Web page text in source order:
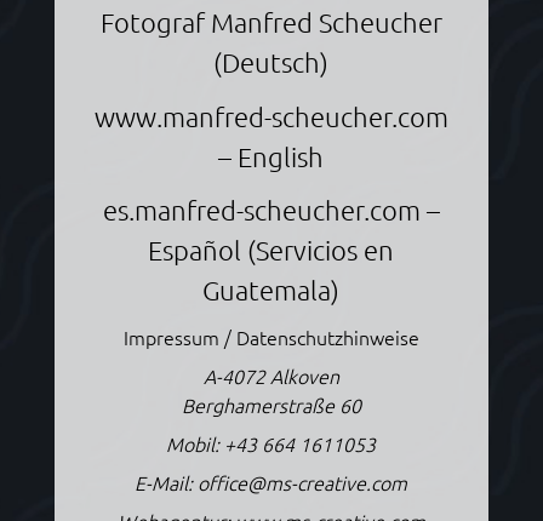
Fotograf Manfred Scheucher
(Deutsch)
www.manfred-scheucher.com
– English
es.manfred-scheucher.com –
Español (Servicios en
Guatemala)
Impressum / Datenschutzhinweise
A-4072 Alkoven
Berghamerstraße 60
Mobil: +43 664 1611053
E-Mail: office@ms-creative.com